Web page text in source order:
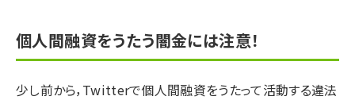
個人間融資をうたう闇金には注意！
少し前から，Twitterで個人間融資をうたって活動する違法